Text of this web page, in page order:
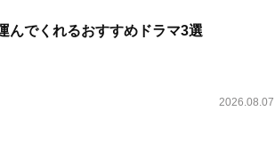
んでくれるおすすめドラマ3選
2026.08.07